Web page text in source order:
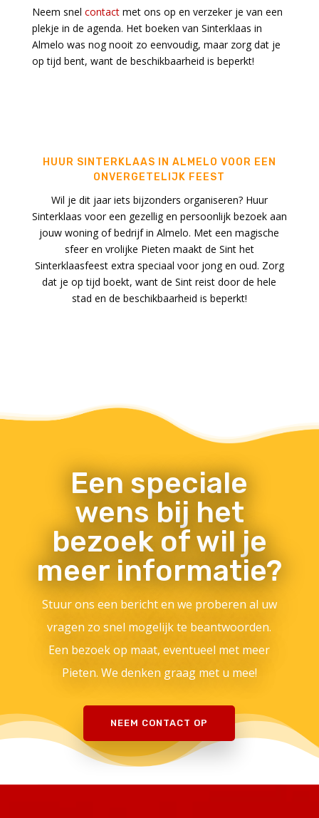
Neem snel contactmet ons op en verzeker je van een
plekje in de agenda. Het boeken van Sinterklaas in
Almelo was nog nooit zo eenvoudig, maar zorg dat je
op tijd bent, want de beschikbaarheid is beperkt!
HUUR SINTERKLAAS IN ALMELO VOOR EEN
ONVERGETELIJK FEEST
Wil je dit jaar iets bijzonders organiseren? Huur
Sinterklaas voor een gezellig en persoonlijk bezoek aan
jouw woning of bedrijf in Almelo. Met een magische
sfeer en vrolijke Pieten maakt de Sint het
Sinterklaasfeest extra speciaal voor jong en oud. Zorg
dat je op tijd boekt, want de Sint reist door de hele
stad en de beschikbaarheid is beperkt!
Een speciale
wens bij het
bezoek of wil je
meer informatie?
Stuur ons een bericht en we proberen al uw
vragen zo snel mogelijk te beantwoorden.
Een bezoek op maat, eventueel met meer
Pieten. We denken graag met u mee!
NEEM CONTACT OP